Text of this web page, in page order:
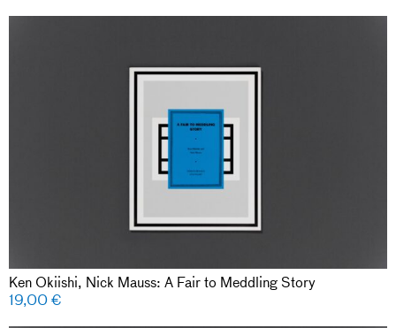
Ken Okiishi, Nick Mauss: A Fair to Meddling Story
19,00€